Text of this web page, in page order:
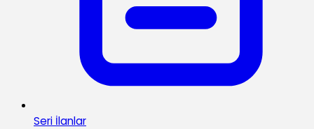
Seri İlanlar